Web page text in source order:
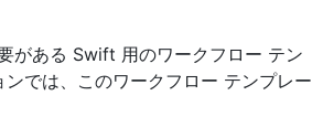
がある Swift 用のワークフロー テン
では、このワークフロー テンプレー